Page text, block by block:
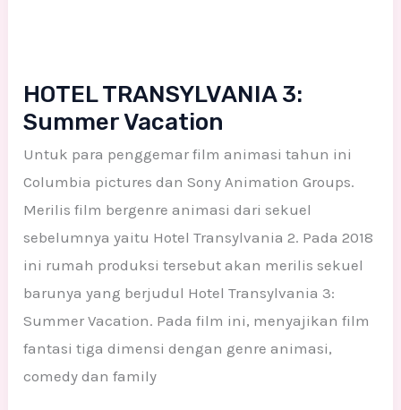
HOTEL TRANSYLVANIA 3:
Summer Vacation
Untuk para penggemar film animasi tahun ini
Columbia pictures dan Sony Animation Groups.
Merilis film bergenre animasi dari sekuel
sebelumnya yaitu Hotel Transylvania 2. Pada 2018
ini rumah produksi tersebut akan merilis sekuel
barunya yang berjudul Hotel Transylvania 3:
Summer Vacation. Pada film ini, menyajikan film
fantasi tiga dimensi dengan genre animasi,
comedy dan family